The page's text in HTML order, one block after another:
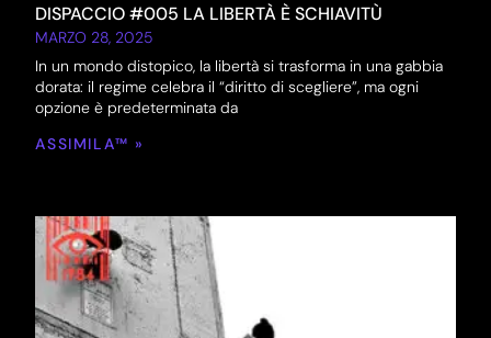
DISPACCIO #005 LA LIBERTÀ È SCHIAVITÙ
MARZO 28, 2025
In un mondo distopico, la libertà si trasforma in una gabbia
dorata: il regime celebra il “diritto di scegliere”, ma ogni
opzione è predeterminata da
ASSIMILA™ »